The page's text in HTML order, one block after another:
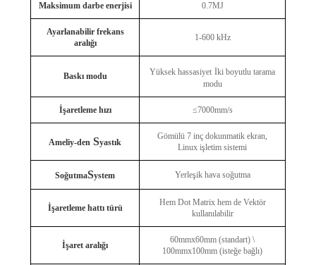
Maksimum darbe enerjisi 0.7MJ
Ayarlanabilir frekans
aralığı
1-600 kHz
Baskı modu Yüksek hassasiyet İki boyutlu tarama
modu
İşaretleme hızı ≤7000mm/s
Ameliy-den Syastık
Gömülü 7 inç dokunmatik ekran,
Linux işletim sistemi
SoğutmaSystem Yerleşik hava soğutma
İşaretleme hattı türü
Hem Dot Matrix hem de Vektör
kullanılabilir
İşaret aralığı
60mmx60mm (standart) \
100mmx100mm (isteğe bağlı)